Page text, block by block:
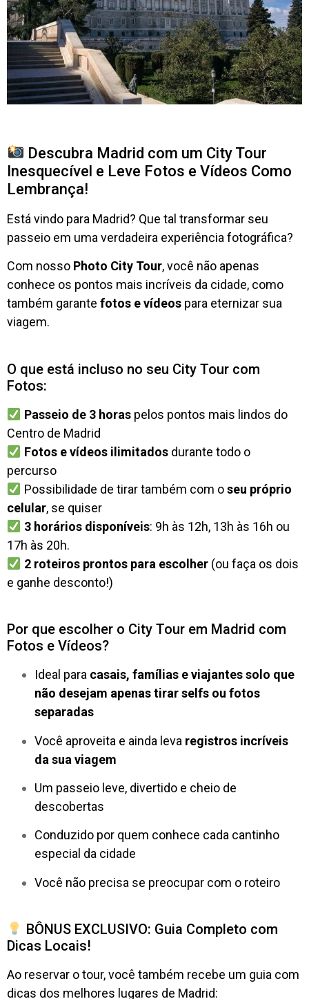
Descubra Madrid com um City Tour
Inesquecível e Leve Fotos e Vídeos Como
Lembrança!
Está vindo para Madrid? Que tal transformar seu
passeio em uma verdadeira experiência fotográfica?
Com nosso Photo City Tour, você não apenas
conhece os pontos mais incríveis da cidade, como
também garante fotos e vídeos para eternizar sua
viagem.
O que está incluso no seu City Tour com
Fotos:
Passeio de 3 horaspelos pontos mais lindos do
Centro de Madrid
Fotos e vídeos ilimitadosdurante todo o
percurso
Possibilidade de tirar também com oseu próprio
celular, se quiser
3 horários disponíveis: 9h às 12h, 13h às 16h ou
17h às 20h.
2 roteiros prontos para escolher(ou faça os dois
e ganhe desconto!)
Por que escolher o City Tour em Madrid com
Fotos e Vídeos?
Ideal para casais, famílias e viajantes solo que
não desejam apenas tirar selfs ou fotos
separadas
Você aproveita e ainda leva registros incríveis
da sua viagem
Um passeio leve, divertido e cheio de
descobertas
Conduzido por quem conhece cada cantinho
especial da cidade
Você não precisa se preocupar com o roteiro
BÔNUS EXCLUSIVO: Guia Completo com
Dicas Locais!
Ao reservar o tour, você também recebe um guia com
dicas dos melhores lugares de Madrid: